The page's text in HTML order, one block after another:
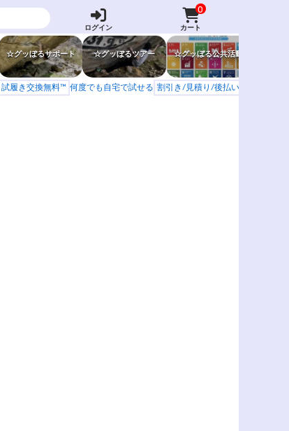
ログイン
0
カート
☆グッぼるサポート ☆グッぼるツアー ☆グッぼる公共活動
試履き交換無料™ 何度でも自宅で試せる 割引き/見積り/後払い